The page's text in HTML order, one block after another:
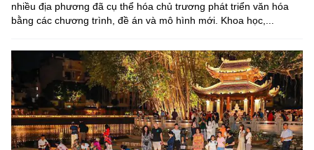
nhiều địa phương đã cụ thể hóa chủ trương phát triển văn hóa
bằng các chương trình, đề án và mô hình mới. Khoa học,...